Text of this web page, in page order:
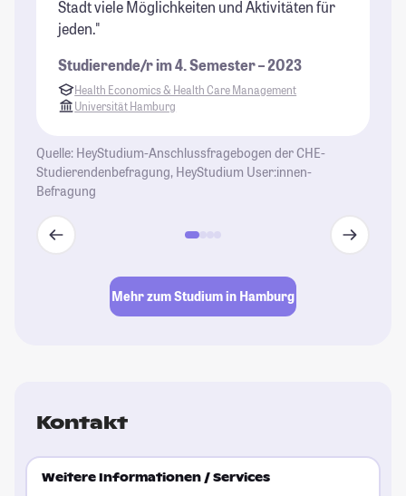
Stadt viele Möglichkeiten und Aktivitäten für
jeden."
Studierende/r im 4. Semester – 2023
Health Economics & Health Care Management
Universität Hamburg
Quelle: HeyStudium-Anschlussfragebogen der CHE-
Studierendenbefragung, HeyStudium User:innen-
Befragung
Mehr zum Studium in Hamburg
Kontakt
Weitere Informationen / Services